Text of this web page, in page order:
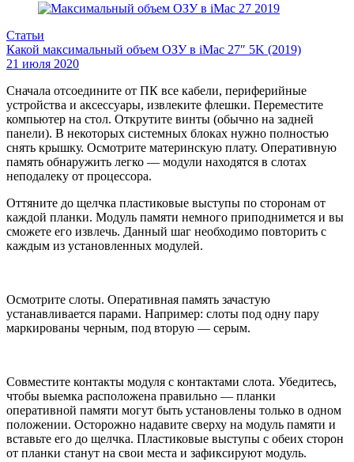
Статьи
Какой максимальный объем ОЗУ в iMac 27″ 5K (2019)
21 июля 2020
Сначала отсоедините от ПК все кабели, периферийные
устройства и аксессуары, извлеките флешки. Переместите
компьютер на стол. Открутите винты (обычно на задней
панели). В некоторых системных блоках нужно полностью
снять крышку. Осмотрите материнскую плату. Оперативную
память обнаружить легко — модули находятся в слотах
неподалеку от процессора.
Оттяните до щелчка пластиковые выступы по сторонам от
каждой планки. Модуль памяти немного приподнимется и вы
сможете его извлечь. Данный шаг необходимо повторить с
каждым из установленных модулей.
Осмотрите слоты. Оперативная память зачастую
устанавливается парами. Например: слоты под одну пару
маркированы черным, под вторую — серым.
Совместите контакты модуля с контактами слота. Убедитесь,
чтобы выемка расположена правильно — планки
оперативной памяти могут быть установлены только в одном
положении. Осторожно надавите сверху на модуль памяти и
вставьте его до щелчка. Пластиковые выступы с обеих сторон
от планки станут на свои места и зафиксируют модуль.